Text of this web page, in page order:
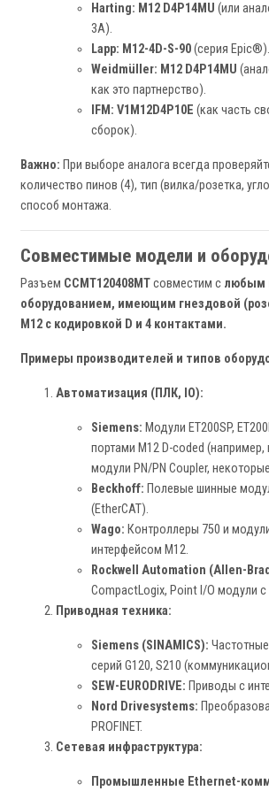
Harting: M12 D4P14MU (или
3A).
Lapp: M12-4D-S-90(серия Epic®).
Weidmüller: M12 D4P14MU
как это партнерство).
IFM: V1M12D4P10E (как часть
сборок).
Важно: При выборе аналога всегда
количество пинов (4), тип (вилка/розетка,
способ монтажа.
Совместимые модели и
Разъем CCMT120408MTсовместим с любым
оборудованием, имеющим гнездовой
M12 с кодировкой D и 4 контактами.
Примеры производителей и типов
Автоматизация (ПЛК, IO):
Siemens: Модули ET200SP,
портами M12 D-coded
модули PN/PN Coupler,
Beckhoff: Полевые шинные
(EtherCAT).
Wago: Контроллеры 750 и
интерфейсом M12.
Rockwell Automation (Allen-
CompactLogix, Point I/O модули с
Приводная техника:
Siemens (SINAMICS):
серий G120, S210
SEW-EURODRIVE: Приводы с
Nord Drivesystems:
PROFINET.
Сетевая инфраструктура:
Промышленные Ethernet-